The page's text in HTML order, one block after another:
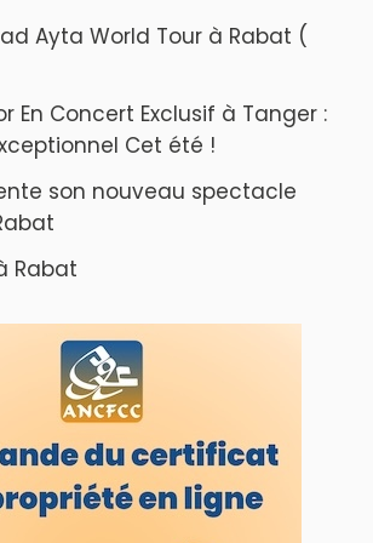
ABOUT US
A propos de L'ODJ
VOS CONTRIBUTIONS
Proposer votre article